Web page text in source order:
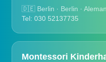
🇩🇪 Berlin · Berlin ·
Tel: 030 52137735
Montessori